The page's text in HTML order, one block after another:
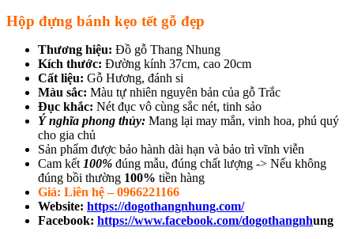
Hộp đựng bánh kẹo tết gỗ đẹp
Thương hiệu: Đồ gỗ Thang Nhung
Kích thước: Đường kính 37cm, cao 20cm
Cất liệu: Gỗ Hương, đánh si
Màu sắc: Màu tự nhiên nguyên bản của gỗ Trắc
Đục khắc: Nét đục vô cùng sắc nét, tinh sảo
Ý nghĩa phong thủy: Mang lại may mắn, vinh hoa, phú quý
cho gia chủ
Sản phẩm được bảo hành dài hạn và bảo trì vĩnh viễn
Cam kết 100% đúng mẫu, đúng chất lượng -> Nếu không
đúng bồi thường 100% tiền hàng
Giá: Liên hệ – 0966221166
Website: https://dogothangnhung.com/
Facebook: https://www.facebook.com/dogothangnhung